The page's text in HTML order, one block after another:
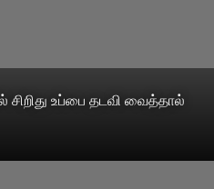
உப்பை தடவி வைத்தால்